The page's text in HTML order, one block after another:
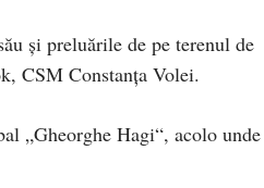
și preluările de pe terenul de
CSM Constanța Volei.
„Gheorghe Hagi“, acolo unde